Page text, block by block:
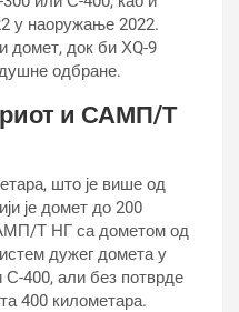
у наоружање 2022.
домет, док би ХQ-9
одбране.
и САМП/Т
што је више од
је домет до 200
Т НГ са дометом од
дужег домета у
400, али без потврде
400 километара.